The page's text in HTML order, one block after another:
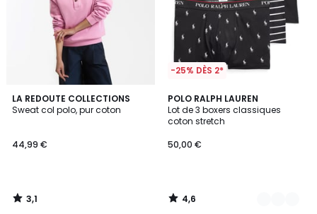
LA REDOUTE COLLECTIONS
Sweat col polo, pur coton
44,99 €
3,1
/
3,1
/
-25% DÈS 2*
POLO RALPH LAUREN
Lot de 3 boxers classiques
coton stretch
50,00 €
4,6
/ 5
16
Couleurs
4,6
/